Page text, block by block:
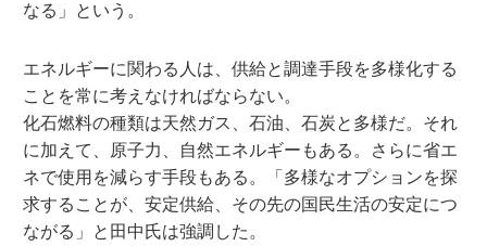
なる」という。
エネルギーに関わる人は、供給と調達手段を多様化する
ことを常に考えなければならない。
化石燃料の種類は天然ガス、石油、石炭と多様だ。それ
に加えて、原子力、自然エネルギーもある。さらに省エ
ネで使用を減らす手段もある。「多様なオプションを探
求することが、安定供給、その先の国民生活の安定につ
ながる」と田中氏は強調した。